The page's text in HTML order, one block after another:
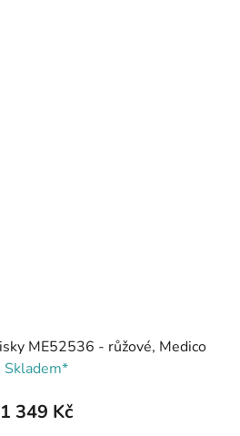
ME52536 - růžové, Medico
Skladem*
1 349 Kč